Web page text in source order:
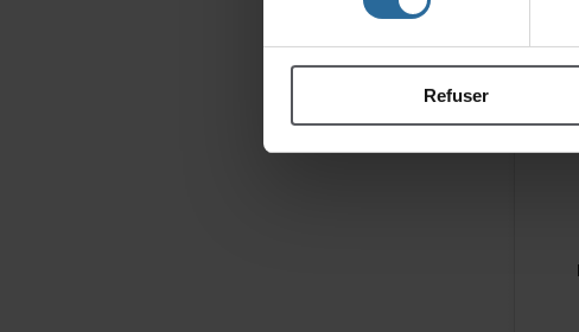
Refuser